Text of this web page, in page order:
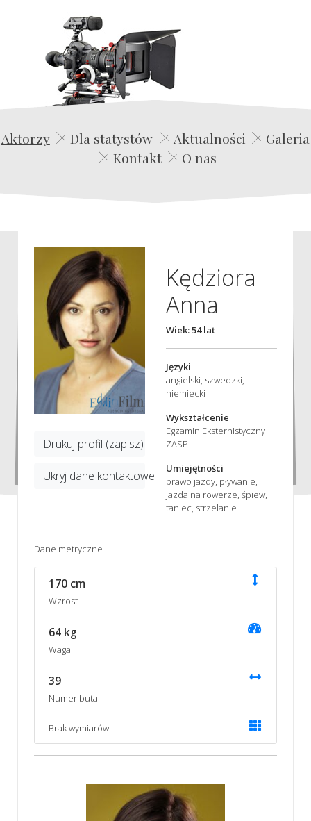
Edwin Film Agencja Aktorska
Aktorzy Dla statystów Aktualności
Galeria
Kontakt
O nas
Drukuj profil (zapisz)
Ukryj dane kontaktowe
Kędziora
Anna
Wiek: 54 lat
Języki
angielski, szwedzki,
niemiecki
Wykształcenie
Egzamin Eksternistyczny
ZASP
Umiejętności
prawo jazdy, pływanie,
jazda na rowerze, śpiew,
taniec, strzelanie
Dane metryczne
170 cm
Wzrost
64 kg
Waga
39
Numer buta
Brak wymiarów